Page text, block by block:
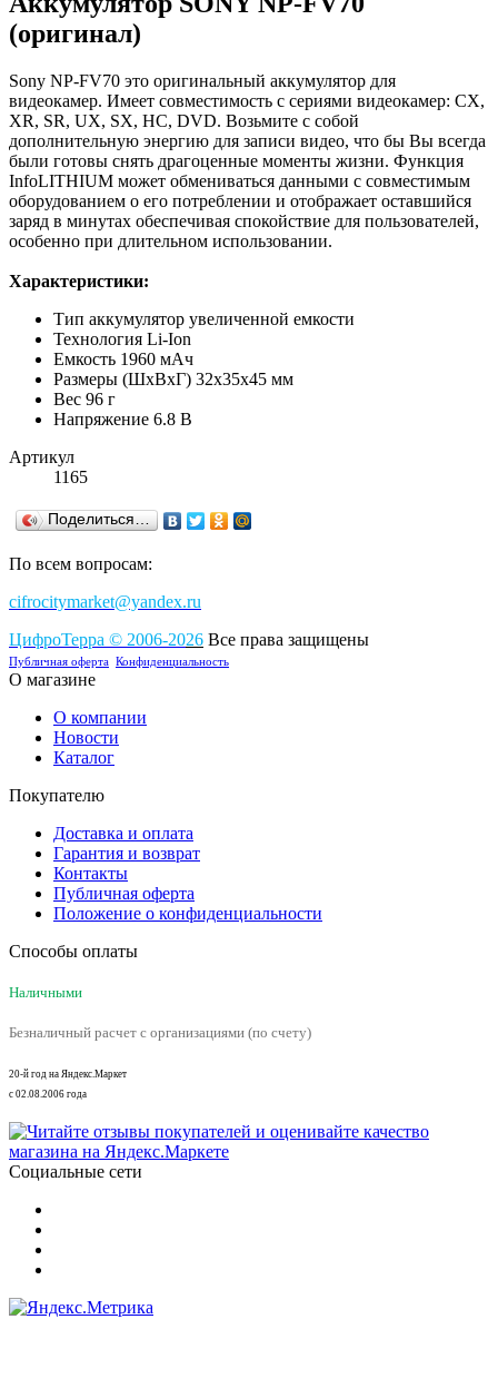
(оригинал)
Sony NP-FV70 это оригинальный аккумулятор для
видеокамер. Имеет совместимость с сериями видеокамер: CX,
XR, SR, UX, SX, HC, DVD. Возьмите с собой
дополнительную энергию для записи видео, что бы Вы всегда
были готовы снять драгоценные моменты жизни. Функция
InfoLITHIUM может обмениваться данными с совместимым
оборудованием о его потреблении и отображает оставшийся
заряд в минутах обеспечивая спокойствие для пользователей,
особенно при длительном использовании.
Характеристики:
Тип аккумулятор увеличенной емкости
Технология Li-Ion
Емкость 1960 мАч
Размеры (ШxВxГ) 32x35x45 мм
Вес 96 г
Напряжение 6.8 В
Артикул
1165
Поделиться…
По всем вопросам:
cifrocitymarket@yandex.ru
ЦифроТерра © 2006-2026 Все права защищены
Публичная оферта Конфиденциальность
О магазине
О компании
Новости
Каталог
Покупателю
Доставка и оплата
Гарантия и возврат
Контакты
Публичная оферта
Положение о конфиденциальности
Способы оплаты
Наличными
Безналичный расчет с организациями (по счету)
20-й год на Яндекс.Маркет
с 02.08.2006 года
Социальные сети